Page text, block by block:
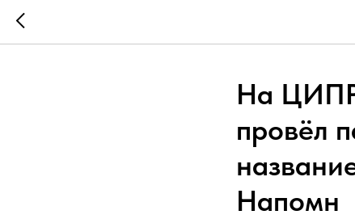
На
провёл
Напомн